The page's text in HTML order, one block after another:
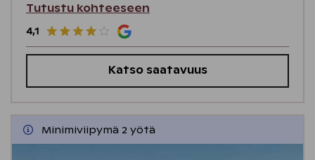
Tutustu kohteeseen
4,1
Katso saatavuus
Minimiviipymä 2 yötä